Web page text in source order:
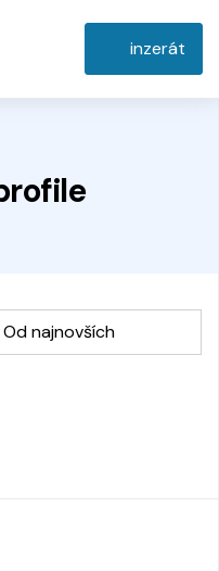
inzerát
Od najnovších